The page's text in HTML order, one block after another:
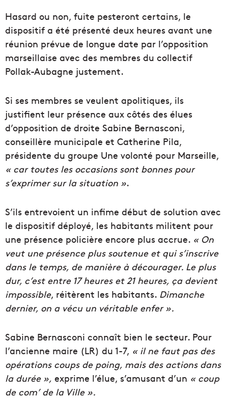
Hasard ou non, fuite pesteront certains, le
dispositif a été présenté deux heures avant une
réunion prévue de longue date par l’opposition
marseillaise avec des membres du collectif
Pollak-Aubagne justement.
Si ses membres se veulent apolitiques, ils
justifient leur présence aux côtés des élues
d’opposition de droite Sabine Bernasconi,
conseillère municipale et Catherine Pila,
présidente du groupe Une volonté pour Marseille,
« car toutes les occasions sont bonnes pour
s’exprimer sur la situation ».
S’ils entrevoient un infime début de solution avec
le dispositif déployé, les habitants militent pour
une présence policière encore plus accrue. « On
veut une présence plus soutenue et qui s’inscrive
dans le temps, de manière à décourager. Le plus
dur, c’est entre 17 heures et 21 heures, ça devient
impossible, réitèrent les habitants. Dimanche
dernier, on a vécu un véritable enfer ».
Sabine Bernasconi connaît bien le secteur. Pour
l’ancienne maire (LR) du 1-7, « il ne faut pas des
opérations coups de poing, mais des actions dans
la durée », exprime l’élue, s’amusant d’un « coup
de com’ de la Ville ».